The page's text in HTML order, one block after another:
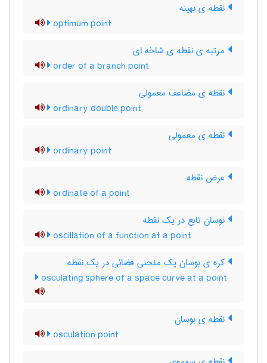
نقطه ی بهینه
optimum point
مرتبه ی نقطه ی شاخه ای
order of a branch point
نقطه ی مضاعف معمولی
ordinary double point
نقطه ی معمولی
ordinary point
عرض نقطه
ordinate of a point
نوسان تابع در یک نقطه
oscillation of a function at a point
کره ی بوسان یک منحنی فضائی در یک نقطه
osculating sphere of a space curve at a point
نقطه ی بوسان
osculation point